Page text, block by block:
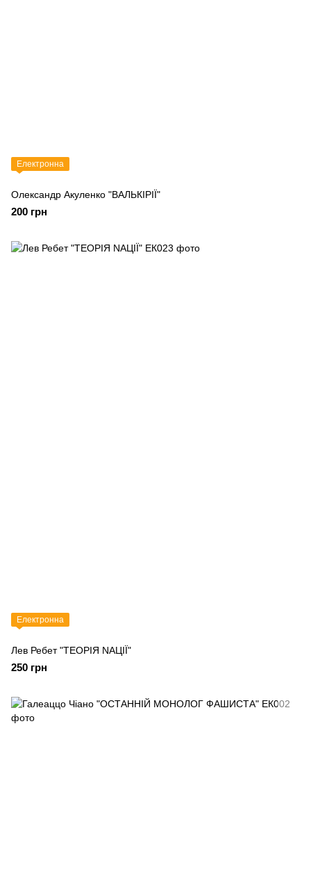
Електронна
Олександр Акуленко "ВАЛЬКІРІЇ"
200 грн
Електронна
Лев Ребет "ТЕОРІЯ NАЦІЇ"
250 грн